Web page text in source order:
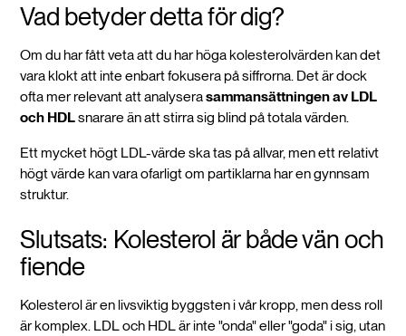
Vad betyder detta för dig?
Om du har fått veta att du har höga kolesterolvärden kan det
vara klokt att inte enbart fokusera på siffrorna. Det är dock
ofta mer relevant att analyserasammansättningen av LDL
och HDLsnarare än att stirra sig blind på totala värden.
Ett mycket högt LDL-värde ska tas på allvar, men ett relativt
högt värde kan vara ofarligt om partiklarna har en gynnsam
struktur.
Slutsats: Kolesterol är både vän och
fiende
Kolesterol är en livsviktig byggsten i vår kropp, men dess roll
är komplex. LDL och HDL är inte "onda" eller "goda" i sig, utan